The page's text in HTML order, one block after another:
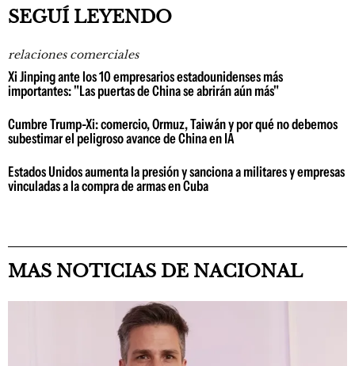
SEGUÍ LEYENDO
relaciones comerciales
Xi Jinping ante los 10 empresarios estadounidenses más
importantes: "Las puertas de China se abrirán aún más"
Cumbre Trump-Xi: comercio, Ormuz, Taiwán y por qué no debemos
subestimar el peligroso avance de China en IA
Estados Unidos aumenta la presión y sanciona a militares y empresas
vinculadas a la compra de armas en Cuba
MAS NOTICIAS DE NACIONAL